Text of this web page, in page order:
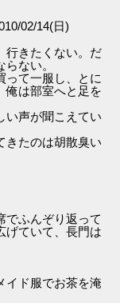
02/14(日)
行きたくない。だ
ない。
て一服し、とに
俺は部室へと足を
声が聞こえてい
たのは胡散臭い
ふんぞり返って
げていて、長門は
ド服でお茶を淹